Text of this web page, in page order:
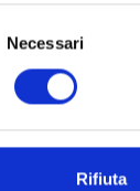
Necessari
Rifiuta